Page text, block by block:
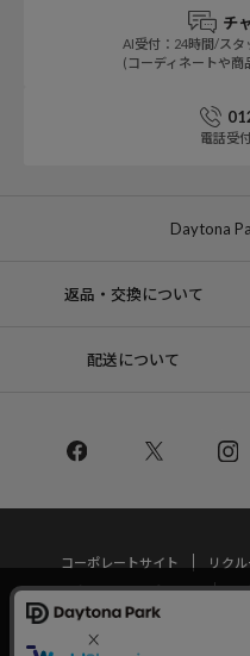
チ
AI受付：24時間/スタ
(コーディネートや商
電話受
Daytona
返品・交換について
配送について
コーポレートサイト リクル
プライバシーポリシー
特
当サイトでは利用体験の向上およ
の分析を目的としてCookieを使用し